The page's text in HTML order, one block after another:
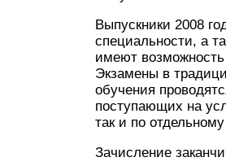
Выпускники 2008
специальности, а
имеют
Экзамены в
обучения
поступающих на
так и по
Зачисление